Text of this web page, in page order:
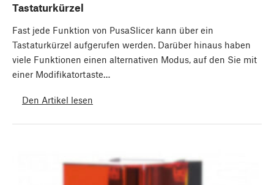
Tastaturkürzel
Fast jede Funktion von PusaSlicer kann über ein
Tastaturkürzel aufgerufen werden. Darüber hinaus haben
viele Funktionen einen alternativen Modus, auf den Sie mit
einer Modifikatortaste…
Den Artikel lesen